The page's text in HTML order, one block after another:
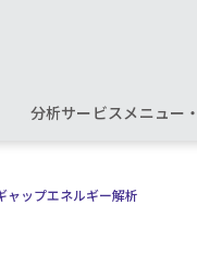
分析サービスメニュー
ップエネルギー解析